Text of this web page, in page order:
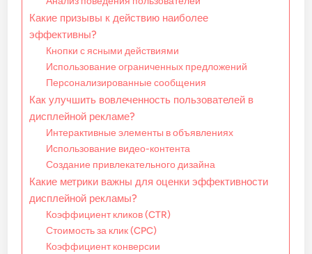
Какие призывы к действию наиболее
эффективны?
Кнопки с ясными действиями
Использование ограниченных предложений
Персонализированные сообщения
Как улучшить вовлеченность пользователей в
дисплейной рекламе?
Интерактивные элементы в объявлениях
Использование видео-контента
Создание привлекательного дизайна
Какие метрики важны для оценки эффективности
дисплейной рекламы?
Коэффициент кликов (CTR)
Стоимость за клик (CPC)
Коэффициент конверсии